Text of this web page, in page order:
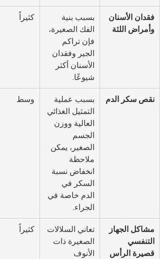
فقدان الأسنان
وأمراض اللثة
بسبب بنية
الفك الصغيرة،
فإن تراكم
الجير وفقدان
الأسنان أكثر
شيوعًا.
كثيراً
نقص سكر الدم
بسبب عملية
التمثيل الغذائي
العالية ووزن
الجسم
الصغير، يمكن
ملاحظة
انخفاض نسبة
السكر في
الدم خاصة في
الجراء.
وسط
مشاكل الجهاز
التنفسي
قصيرة الرأس
تعاني السلالات
الصغيرة ذات
الأنوف
كثيراً